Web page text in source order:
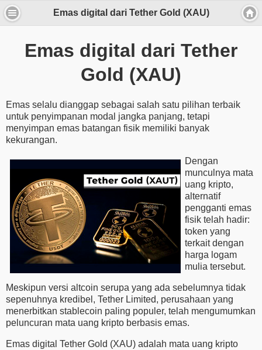
Emas digital dari Tether Gold (XAU)
Emas digital dari Tether
Gold (XAU)
Emas selalu dianggap sebagai salah satu pilihan terbaik
untuk penyimpanan modal jangka panjang, tetapi
menyimpan emas batangan fisik memiliki banyak
kekurangan.
Dengan
munculnya mata
uang kripto,
alternatif
pengganti emas
fisik telah hadir:
token yang
terkait dengan
harga logam
mulia tersebut.
Meskipun versi altcoin serupa yang ada sebelumnya tidak
sepenuhnya kredibel, Tether Limited, perusahaan yang
menerbitkan stablecoin paling populer, telah mengumumkan
peluncuran mata uang kripto berbasis emas.
Emas digital Tether Gold (XAU) adalah mata uang kripto